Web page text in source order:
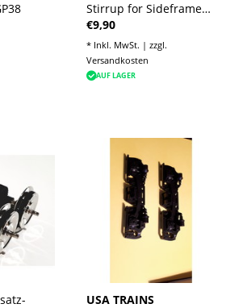
Stirrup for Sideframes-
Anbauteile für
Drehgestellblenden in
schwarz
€9,90
* Inkl. MwSt. | zzgl.
Versandkosten
AUF LAGER
USA TRAINS